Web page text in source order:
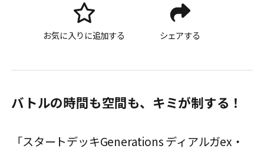
お気に入りに追加する シェアする
バトルの時間も空間も、キミが制する！
「スタートデッキGenerations ディアルガex・